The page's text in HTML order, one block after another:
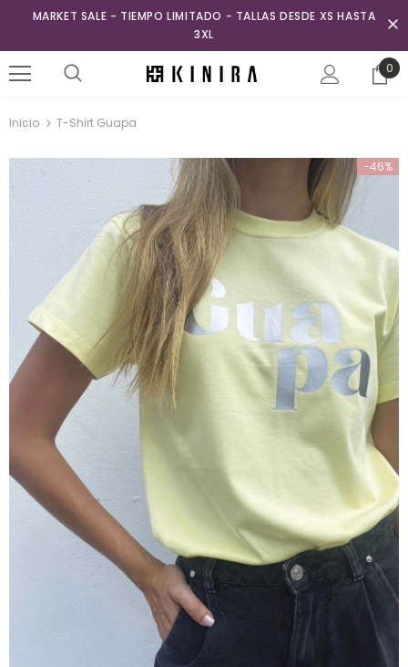
MARKET SALE - TIEMPO LIMITADO - TALLAS DESDE XS HASTA
3XL
0
Inicio T-Shirt Guapa
-46%